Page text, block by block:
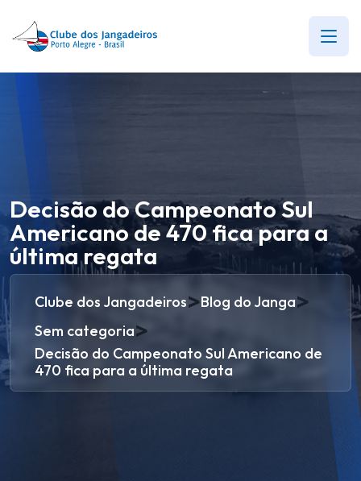
Decisão do Campeonato Sul
Americano de 470 fica para a
última regata
Clube dos Jangadeiros>Blog do Janga>
Sem categoria>
Decisão do Campeonato Sul Americano de
470 fica para a última regata